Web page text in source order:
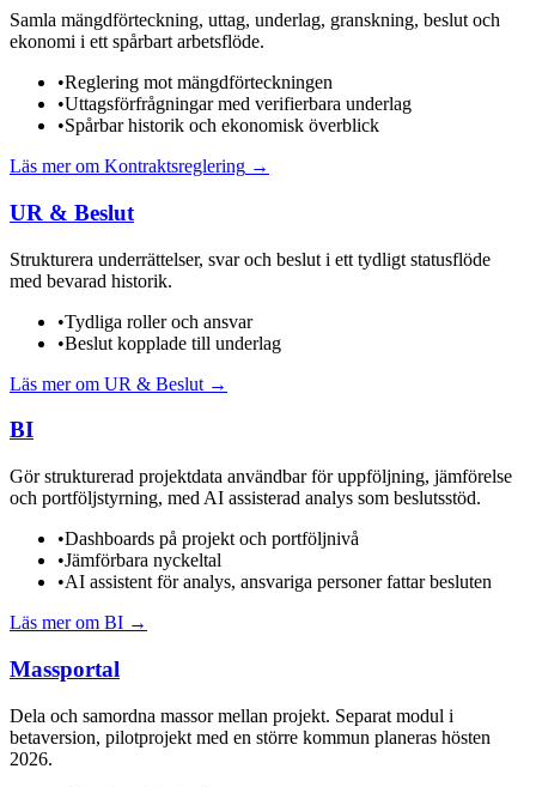
Samla mängdförteckning, uttag, underlag, granskning, beslut och
ekonomi i ett spårbart arbetsflöde.
•Reglering mot mängdförteckningen
•Uttagsförfrågningar med verifierbara underlag
•Spårbar historik och ekonomisk överblick
Läs mer om Kontraktsreglering →
UR & Beslut
Strukturera underrättelser, svar och beslut i ett tydligt statusflöde
med bevarad historik.
•Tydliga roller och ansvar
•Beslut kopplade till underlag
Läs mer om UR & Beslut →
BI
Gör strukturerad projektdata användbar för uppföljning, jämförelse
och portföljstyrning, med AI assisterad analys som beslutsstöd.
•Dashboards på projekt och portföljnivå
•Jämförbara nyckeltal
•AI assistent för analys, ansvariga personer fattar besluten
Läs mer om BI →
Massportal
Dela och samordna massor mellan projekt. Separat modul i
betaversion, pilotprojekt med en större kommun planeras hösten
2026.